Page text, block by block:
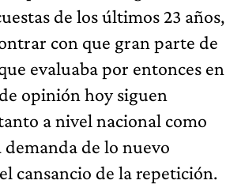
de los últimos 23 años,
con que gran parte de
evaluaba por entonces en
opinión hoy siguen
a nivel nacional como
de lo nuevo
cansancio de la repetición.